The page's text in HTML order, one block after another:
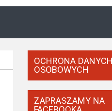
OCHRONA DANYCH
OSOBOWYCH
ZAPRASZAMY NA